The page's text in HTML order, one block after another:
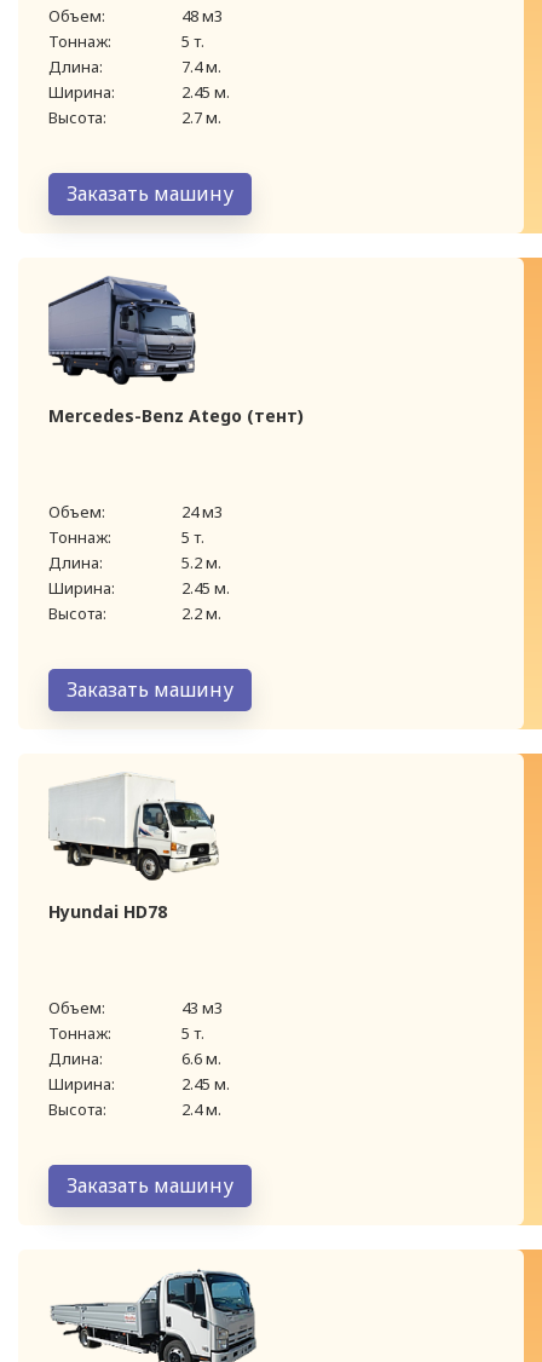
Объем:
48 м3
Тоннаж:
5 т.
Длина:
7.4 м.
Ширина:
2.45 м.
Высота:
2.7 м.
Заказать машину
Mercedes-Benz Atego (тент)
Объем:
24 м3
Тоннаж:
5 т.
Длина:
5.2 м.
Ширина:
2.45 м.
Высота:
2.2 м.
Заказать машину
Hyundai HD78
Объем:
43 м3
Тоннаж:
5 т.
Длина:
6.6 м.
Ширина:
2.45 м.
Высота:
2.4 м.
Заказать машину